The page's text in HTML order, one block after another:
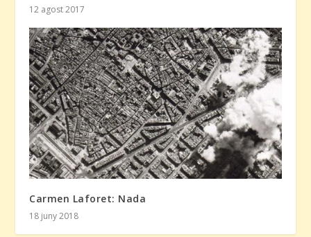
12 agost 2017
Carmen Laforet: Nada
18 juny 2018